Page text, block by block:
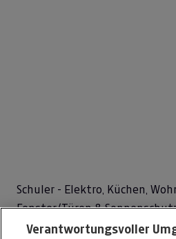
Schuler - Elektro, Küchen,
Fenster/Türen &
Giessenweg 1
Verantwortungsvoller